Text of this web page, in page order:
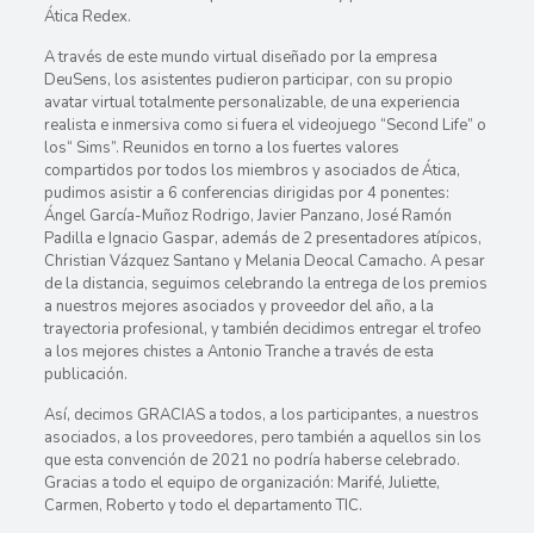
Ática Redex.
A través de este mundo virtual diseñado por la empresa
DeuSens, los asistentes pudieron participar, con su propio
avatar virtual totalmente personalizable, de una experiencia
realista e inmersiva como si fuera el videojuego “Second Life” o
los“ Sims”. Reunidos en torno a los fuertes valores
compartidos por todos los miembros y asociados de Ática,
pudimos asistir a 6 conferencias dirigidas por 4 ponentes:
Ángel García-Muñoz Rodrigo, Javier Panzano, José Ramón
Padilla e Ignacio Gaspar, además de 2 presentadores atípicos,
Christian Vázquez Santano y Melania Deocal Camacho. A pesar
de la distancia, seguimos celebrando la entrega de los premios
a nuestros mejores asociados y proveedor del año, a la
trayectoria profesional, y también decidimos entregar el trofeo
a los mejores chistes a Antonio Tranche a través de esta
publicación.
Así, decimos GRACIAS a todos, a los participantes, a nuestros
asociados, a los proveedores, pero también a aquellos sin los
que esta convención de 2021 no podría haberse celebrado.
Gracias a todo el equipo de organización: Marifé, Juliette,
Carmen, Roberto y todo el departamento TIC.